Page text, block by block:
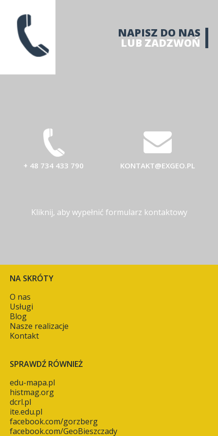
NAPISZ DO NAS
LUB ZADZWOŃ
+ 48 734 433 790 KONTAKT@EXGEO.PL
Kliknij, aby wypełnić formularz kontaktowy
NA SKRÓTY
O nas
Usługi
Blog
Nasze realizacje
Kontakt
SPRAWDŹ RÓWNIEŻ
edu-mapa.pl
histmag.org
dcrl.pl
ite.edu.pl
facebook.com/gorzberg
facebook.com/GeoBieszczady